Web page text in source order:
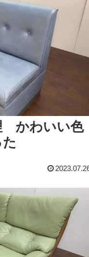
かわいい色
た